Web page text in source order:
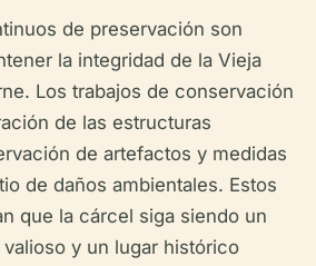
de preservación son
la integridad de la Vieja
Los trabajos de conservación
de las estructuras
de artefactos y medidas
de daños ambientales. Estos
que la cárcel siga siendo un
y un lugar histórico